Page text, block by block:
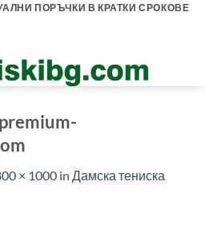
ПОРЪЧКИ В КРАТКИ СРОКОВЕ
× 1000 in Дамска тениска